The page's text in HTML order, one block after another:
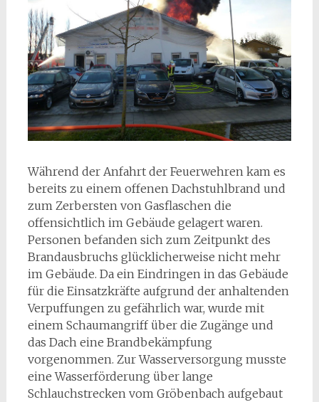
Während der Anfahrt der Feuerwehren kam es
bereits zu einem offenen Dachstuhlbrand und
zum Zerbersten von Gasflaschen die
offensichtlich im Gebäude gelagert waren.
Personen befanden sich zum Zeitpunkt des
Brandausbruchs glücklicherweise nicht mehr
im Gebäude. Da ein Eindringen in das Gebäude
für die Einsatzkräfte aufgrund der anhaltenden
Verpuffungen zu gefährlich war, wurde mit
einem Schaumangriff über die Zugänge und
das Dach eine Brandbekämpfung
vorgenommen. Zur Wasserversorgung musste
eine Wasserförderung über lange
Schlauchstrecken vom Gröbenbach aufgebaut